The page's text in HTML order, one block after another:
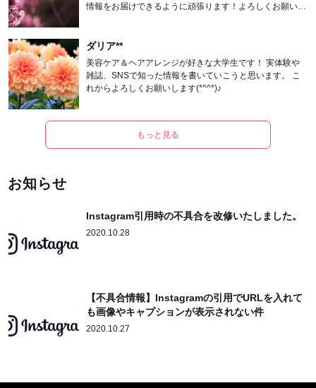
情報をお届けできるように頑張ります！よろしくお願いし
ダリア**
美容ケア＆ヘアアレンジが好きな大学生です！ 実体験や
雑誌、SNSで知った情報を書いていこうと思います。 こ
れからよろしくお願いします(*^^*)♪
もっと見る
お知らせ
Instagram引用時の不具合を改修いたしました。
2020.10.28
【不具合情報】Instagramの引用でURLを入れて
も画像やキャプションが表示されない件
2020.10.27